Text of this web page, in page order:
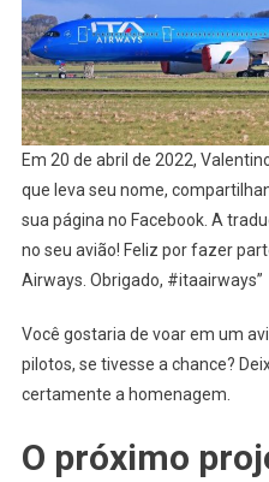
Em 20 de abril de 2022,
que leva seu nome,
sua página no Facebook. A
no seu avião! Feliz por fazer
Airways. Obrigado, #itaairways”
Você gostaria de voar em um
pilotos, se tivesse a chance?
certamente a homenagem.
O próximo